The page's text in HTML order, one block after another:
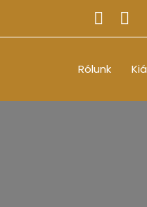
Rólunk